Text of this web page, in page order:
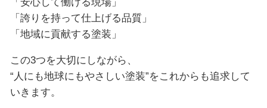
「誇りを持って仕上げる品質」
「地域に貢献する塗装」
この3つを大切にしながら、
“人にも地球にもやさしい塗装”をこれからも追求して
いきます。